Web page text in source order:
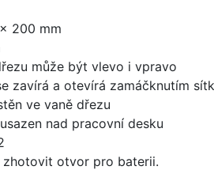
200 mm
může být vlevo i vpravo
zavírá a otevírá zamáčknutím
ve vaně dřezu
nad pracovní desku
otvor pro baterii.